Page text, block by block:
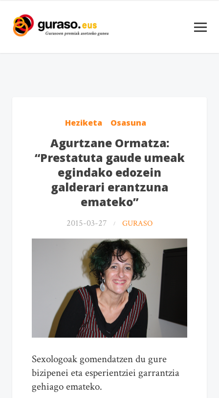
Heziketa Osasuna
Agurtzane Ormatza:
“Prestatuta gaude umeak
egindako edozein
galderari erantzuna
emateko”
2015-03-27 GURASO
Sexologoak gomendatzen du gure
bizipenei eta esperientziei garrantzia
gehiago emateko.